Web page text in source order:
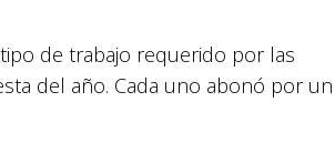
de trabajo requerido por las
del año. Cada uno abonó por un